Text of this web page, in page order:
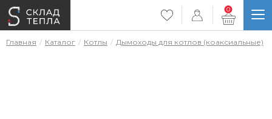
0
Главная Каталог Котлы Дымоходы для котлов (коаксиальные)